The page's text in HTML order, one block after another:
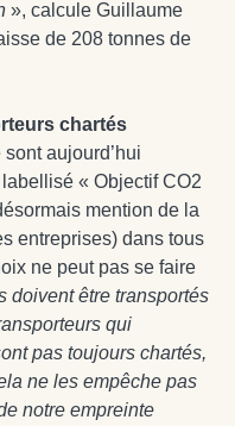
», calcule Guillaume
de 208 tonnes de
chartés
aujourd’hui
« Objectif CO2
mention de la
entreprises) dans tous
ne peut pas se faire
doivent être transportés
qui
pas toujours chartés,
ne les empêche pas
notre empreinte